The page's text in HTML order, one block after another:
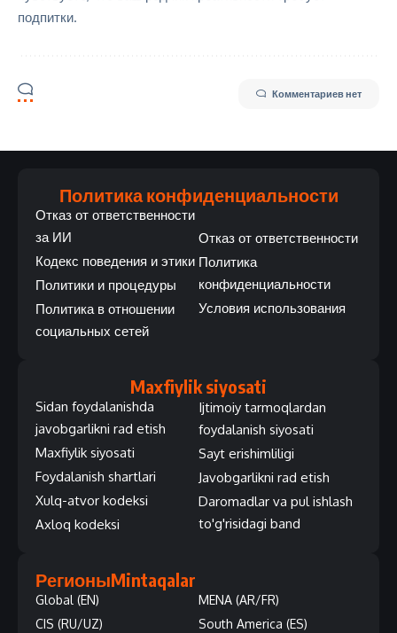
подпитки.
Комментариев нет
Политика конфиденциальности
Отказ от ответственности
за ИИ
Кодекс поведения и этики
Политики и процедуры
Политика в отношении
социальных сетей
Отказ от ответственности
Политика
конфиденциальности
Условия использования
Maxfiylik siyosati
Sidan foydalanishda
javobgarlikni rad etish
Maxfiylik siyosati
Foydalanish shartlari
Xulq-atvor kodeksi
Axloq kodeksi
Ijtimoiy tarmoqlardan
foydalanish siyosati
Sayt erishimliligi
Javobgarlikni rad etish
Daromadlar va pul ishlash
to'g'risidagi band
РегионыMintaqalar
Global (EN)
CIS (RU/UZ)
MENA (AR/FR)
South America (ES)